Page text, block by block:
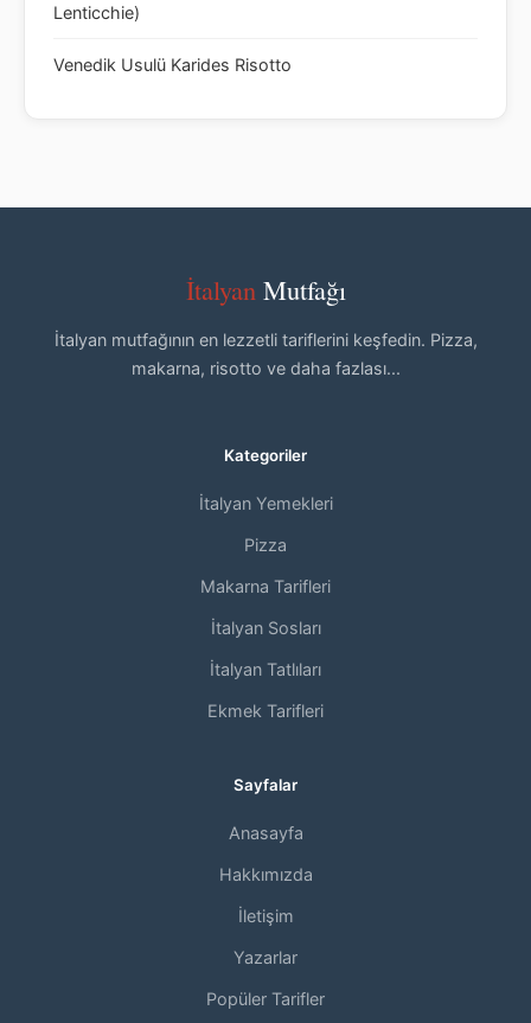
Lenticchie)
Venedik Usulü Karides Risotto
İtalyanMutfağı
İtalyan mutfağının en lezzetli tariflerini keşfedin. Pizza,
makarna, risotto ve daha fazlası...
Kategoriler
İtalyan Yemekleri
Pizza
Makarna Tarifleri
İtalyan Sosları
İtalyan Tatlıları
Ekmek Tarifleri
Sayfalar
Anasayfa
Hakkımızda
İletişim
Yazarlar
Popüler Tarifler